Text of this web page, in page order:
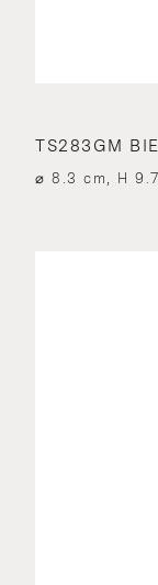
TS283GM
⌀ 8.3 cm, H